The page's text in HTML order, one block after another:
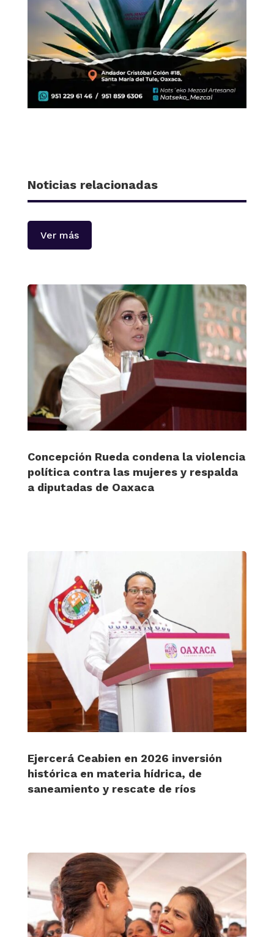
Noticias relacionadas
Ver más
Concepción Rueda condena la violencia
política contra las mujeres y respalda
a diputadas de Oaxaca
Ejercerá Ceabien en 2026 inversión
histórica en materia hídrica, de
saneamiento y rescate de ríos